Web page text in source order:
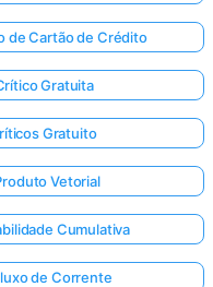
de Cartão de Crédito
Gratuita
Gratuito
Vetorial
Cumulativa
de Corrente